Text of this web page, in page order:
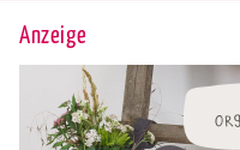
Anzeige